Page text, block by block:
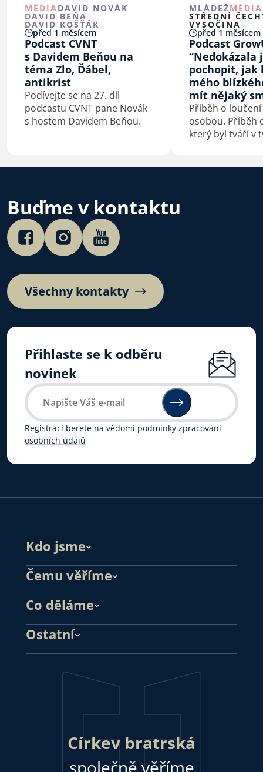
MÉDIA DAVID NOVÁK
DAVID BEŇA
DAVID KOŠŤÁK
před 1 měsícem
Podcast CVNT
s Davidem Beňou na
téma Zlo, Ďábel,
antikrist
Podívejte se na 27. díl
podcastu CVNT pane Novák
s hostem Davidem Beňou.
MLÁDEŽMÉDIA
STŘEDNÍ
VYSOČINA
před 1 měsícem
Podcast
“Nedokázala
pochopit, jak
mého
mít nějaký
Příběh o
osobou. Příběh
který byl tváří v
Buďme v kontaktu
Všechny kontakty
Přihlaste se k odběru
novinek
Registrací berete na vědomí podmínky zpracování
osobních údajů
Kdo jsme
Čemu věříme
Co děláme
Ostatní
Církev bratrská
společně věříme